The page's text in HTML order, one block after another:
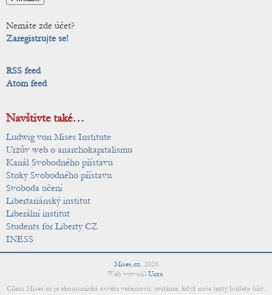
Nemáte zde účet?
Zaregistrujte se!
RSS feed
Atom feed
Navštivte také…
Ludwig von Mises Institute
Urzův web o anarchokapitalismu
Kanál Svobodného přístavu
Stoky Svobodného přístavu
Svoboda učení
Libertariánský institut
Liberální institut
Students for Liberty CZ
INESS
Mises.cz, 2026
Web vytvořil Urza.
Cílem Mises.cz je ekonomická osvěta veřejnosti; uvítáme, když naše texty budete šířit.